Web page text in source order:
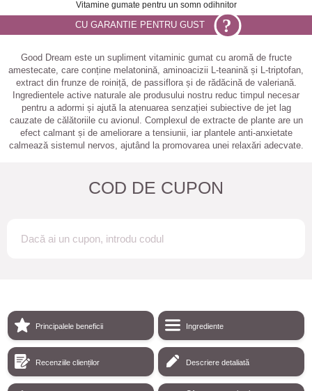
Vitamine gumate pentru un somn odihnitor
CU GARANTIE PENTRU GUST ?
Good Dream este un supliment vitaminic gumat cu aromă de fructe
amestecate, care conține melatonină, aminoacizii L-teanină și L-triptofan,
extract din frunze de roiniță, de passiflora și de rădăcină de valeriană.
Ingredientele active naturale ale produsului nostru reduc timpul necesar
pentru a adormi și ajută la atenuarea senzației subiective de jet lag
cauzate de călătoriile cu avionul. Complexul de extracte de plante are un
efect calmant și de ameliorare a tensiunii, iar plantele anti-anxietate
calmează sistemul nervos, ajutând la promovarea unei relaxări adecvate.
COD DE CUPON
Principalele beneficii Ingrediente
Recenziile clienților Descriere detaliată